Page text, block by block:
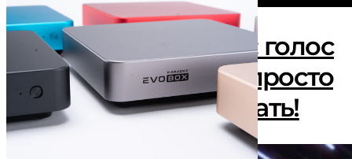
20 лет вдохновения: голос
есть у каждого, мы просто
помогли ему зазвучать!